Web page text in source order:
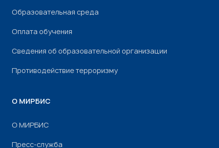
Образовательная среда
Оплата обучения
Сведения об образовательной организации
Противодействие терроризму
О МИРБИС
О МИРБИС
Пресс-служба